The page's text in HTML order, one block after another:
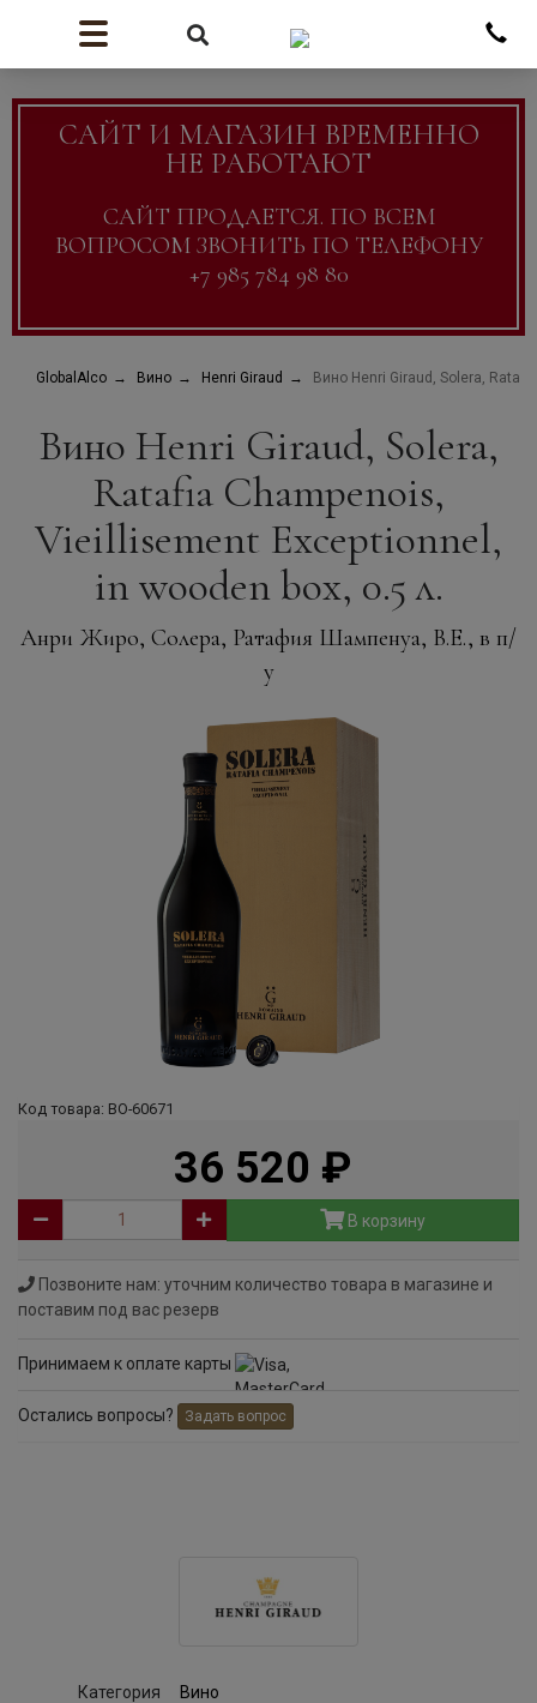
САЙТ И МАГАЗИН ВРЕМЕННО
НЕ РАБОТАЮТ
САЙТ ПРОДАЕТСЯ. ПО ВСЕМ
ВОПРОСОМ ЗВОНИТЬ ПО ТЕЛЕФОНУ
+7 985 784 98 80
GlobalAlco Вино Henri Giraud Вино Henri Giraud, Solera,
Вино Henri Giraud, Solera,
Ratafia Champenois,
Vieillisement Exceptionnel,
in wooden box, 0.5 л.
Анри Жиро, Солера, Ратафия Шампенуа, В.Е., в п/
у
Код товара: ВО-60671
36 520
В корзину
Позвоните нам: уточним количество товара в магазине и
поставим под вас резерв
Принимаем к оплате карты
Остались вопросы? Задать вопрос
Категория
Вино